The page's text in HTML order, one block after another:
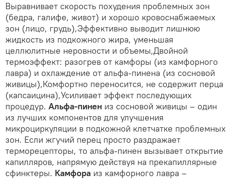
Выравнивает скорость похудения проблемных зон
(бедра, галифе, живот) и хорошо кровоснабжаемых
зон (лицо, грудь),Эффективно выводит лишнюю
жидкость из подкожного жира, уменьшая
целлюлитные неровности и объемы,Двойной
термоэффект: разогрев от камфоры (из камфорного
лавра) и охлаждение от альфа-пинена (из сосновой
живицы),Комфортно переносится, не содержит перца
(капсаицина),Усиливает эффект последующих
процедур. Альфа-пинениз сосновой живицы – один
из лучших компонентов для улучшения
микроциркуляции в подкожной клетчатке проблемных
зон. Если жгучий перец просто раздражает
терморецепторы, то альфа-пинен вызывает открытие
капилляров, напрямую действуя на прекапиллярные
сфинктеры. Камфораиз камфорного лавра –